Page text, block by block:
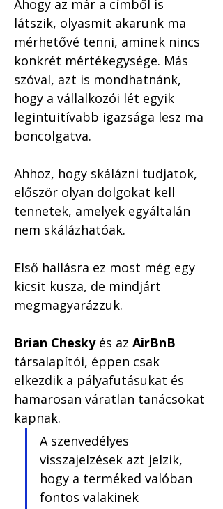
Ahogy az már a címből is
látszik, olyasmit akarunk ma
mérhetővé tenni, aminek nincs
konkrét mértékegysége. Más
szóval, azt is mondhatnánk,
hogy a vállalkozói lét egyik
legintuitívabb igazsága lesz ma
boncolgatva.
Ahhoz, hogy skálázni tudjatok,
először olyan dolgokat kell
tennetek, amelyek egyáltalán
nem skálázhatóak.
Első hallásra ez most még egy
kicsit kusza, de mindjárt
megmagyarázzuk.
Brian Chesky és az AirBnB
társalapítói, éppen csak
elkezdik a pályafutásukat és
hamarosan váratlan tanácsokat
kapnak.
A szenvedélyes
visszajelzések azt jelzik,
hogy a terméked valóban
fontos valakinek